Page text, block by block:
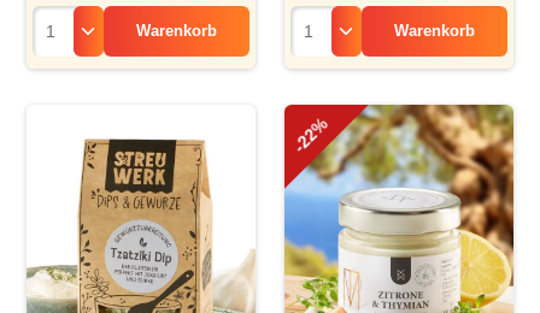
Warenkorb Warenkorb
-22%